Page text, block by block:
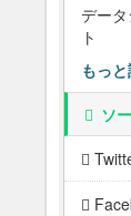
デー
ト
もっ
ソ